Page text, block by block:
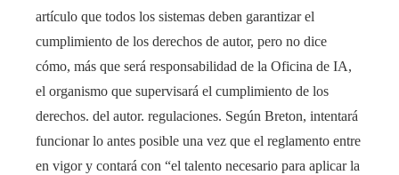
artículo que todos los sistemas deben garantizar el
cumplimiento de los derechos de autor, pero no dice
cómo, más que será responsabilidad de la Oficina de IA,
el organismo que supervisará el cumplimiento de los
derechos. del autor. regulaciones. Según Breton, intentará
funcionar lo antes posible una vez que el reglamento entre
en vigor y contará con “el talento necesario para aplicar la